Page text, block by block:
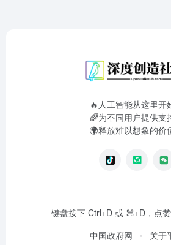
🔥人工智能从这里开
🌈为不同用户提供支
🌍释放难以想象的价
键盘按下 Ctrl+D 或 ⌘+D，点赞
中国政府网
关于